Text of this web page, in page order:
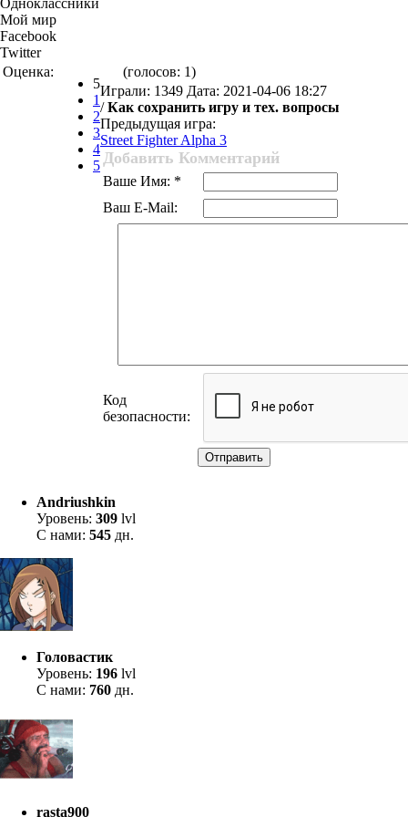
Мой мир
Facebook
Twitter
Оценка:
5
1
2
3
4
5
(голосов: 1)
Играли: 1349 Дата: 2021-04-06 18:27
/Как сохранить игру и тех. вопросы
Предыдущая игра:
Street Fighter Alpha 3
Добавить Комментарий
Ваше Имя: *
Ваш E-Mail:
Код
безопасности:
Отправить
Andriushkin
Уровень: 309 lvl
С нами: 545 дн.
Головастик
Уровень: 196 lvl
С нами: 760 дн.
rasta900